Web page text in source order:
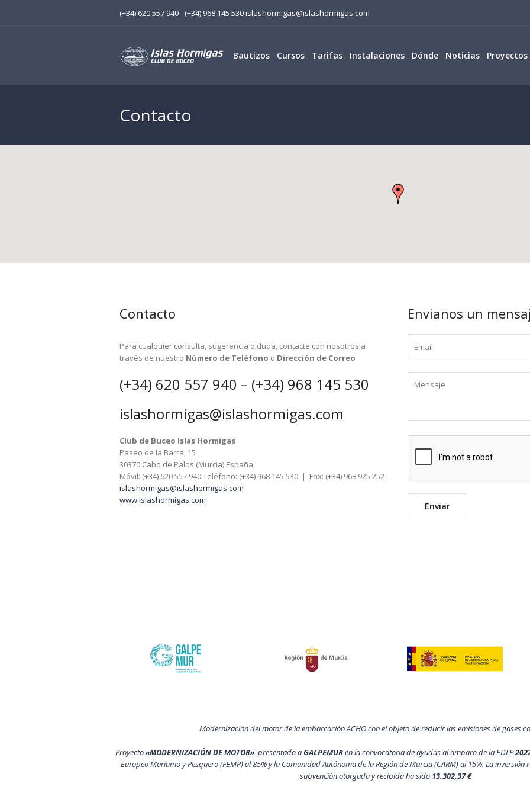
(+34) 620 557 940 - (+34) 968 145 530 islashormigas@islashormigas.com
Bautizos Cursos Tarifas Instalaciones Dónde Noticias Proyectos
Contacto
Contacto
Para cualquier consulta, sugerencia o duda, contacte con nosotros a
través de nuestro Número de Teléfono o Dirección de Correo
(+34) 620 557 940 – (+34) 968 145 530
islashormigas@islashormigas.com
Club de Buceo Islas Hormigas
Paseo de la Barra, 15
30370 Cabo de Palos (Murcia) España
Móvil: (+34) 620 557 940 Teléfono: (+34) 968 145 530 | Fax: (+34) 968 925 252
islashormigas@islashormigas.com
www.islashormigas.com
Envianos un
Modernización del motor de la embarcación ACHO con el objeto de reducir las emisiones de gases
Proyecto«MODERNIZACIÓN DE MOTOR» presentado aGALPEMURen la convocatoria de ayudas al amparo de la EDLP
Europeo Marítimo y Pesquero (FEMP) al 85% y la Comunidad Autónoma de la Región de Murcia (CARM) al 15%. La
subvención otorgada y recibida ha sido 13.302,37 €